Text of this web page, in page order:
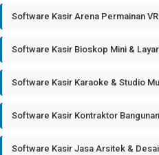
Software Kasir Arena Permainan VR
Software Kasir Bioskop Mini &
Software Kasir Karaoke & Studio
Software Kasir Kontraktor
Software Kasir Jasa Arsitek &